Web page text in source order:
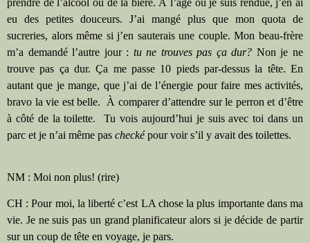
prendre de l’alcool ou de la bière. À l’âge où je suis rendue, j’en ai
eu des petites douceurs. J’ai mangé plus que mon quota de
sucreries, alors même si j’en sauterais une couple. Mon beau-frère
m’a demandé l’autre jour : tu ne trouves pas ça dur? Non je ne
trouve pas ça dur. Ça me passe 10 pieds par-dessus la tête. En
autant que je mange, que j’ai de l’énergie pour faire mes activités,
bravo la vie est belle.
À comparer d’attendre sur le perron et d’être
à côté de la toilette.
Tu vois aujourd’hui je suis avec toi dans un
parc et je n’ai même pas checképour voir s’il y avait des toilettes.
NM : Moi non plus! (rire)
CH : Pour moi, la liberté c’est LA chose la plus importante dans ma
vie. Je ne suis pas un grand planificateur alors si je décide de partir
sur un coup de tête en voyage, je pars.